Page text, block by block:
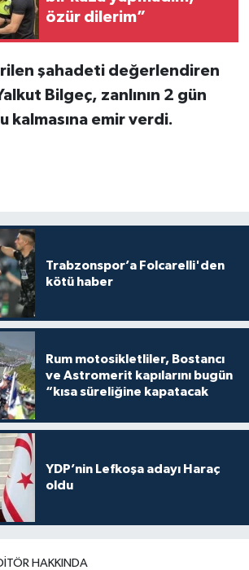
özür dilerim”
şahadeti değerlendiren
Bilgeç, zanlının 2 gün
kalmasına emir verdi.
Trabzonspor’a Folcarelli'den
kötü haber
Rum motosikletliler, Bostancı
ve Astromerit kapılarını bugün
“kısa süreliğine kapatacak
YDP’nin Lefkoşa adayı Haraç
oldu
HAKKINDA